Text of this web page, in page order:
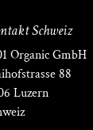
Schweiz
Organic GmbH
88
Luzern